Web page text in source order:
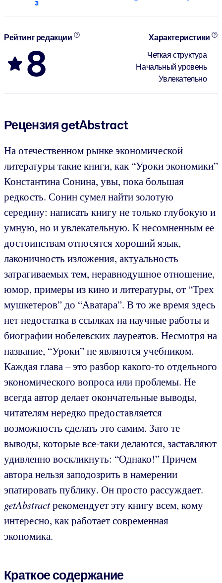
3
Рейтинг редакции
8
Характеристики
Четкая структура
Начальный уровень
Увлекательно
Рецензия getAbstract
На отечественном рынке экономической
литературы такие книги, как “Уроки экономики”
Константина Сонина, увы, пока большая
редкость. Сонин сумел найти золотую
середину: написать книгу не только глубокую и
умную, но и увлекательную. К несомненным ее
достоинствам относятся хороший язык,
лаконичность изложения, актуальность
затрагиваемых тем, неравнодушное отношение,
юмор, примеры из кино и литературы, от “Трех
мушкетеров” до “Аватара”. В то же время здесь
нет недостатка в ссылках на научные работы и
биографии нобелевских лауреатов. Несмотря на
название, “Уроки” не являются учебником.
Каждая глава – это разбор какого-то отдельного
экономического вопроса или проблемы. Не
всегда автор делает окончательные выводы,
читателям нередко предоставляется
возможность сделать это самим. Зато те
выводы, которые все-таки делаются, заставляют
удивленно воскликнуть: “Однако!” Причем
автора нельзя заподозрить в намерении
эпатировать публику. Он просто рассуждает.
getAbstractрекомендует эту книгу всем, кому
интересно, как работает современная
экономика.
Краткое содержание